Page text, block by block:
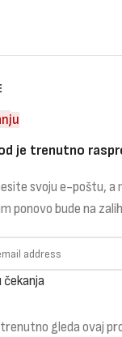
je trenutno
svoju e-poštu, a
ponovo bude na
čekanja
gleda ovaj